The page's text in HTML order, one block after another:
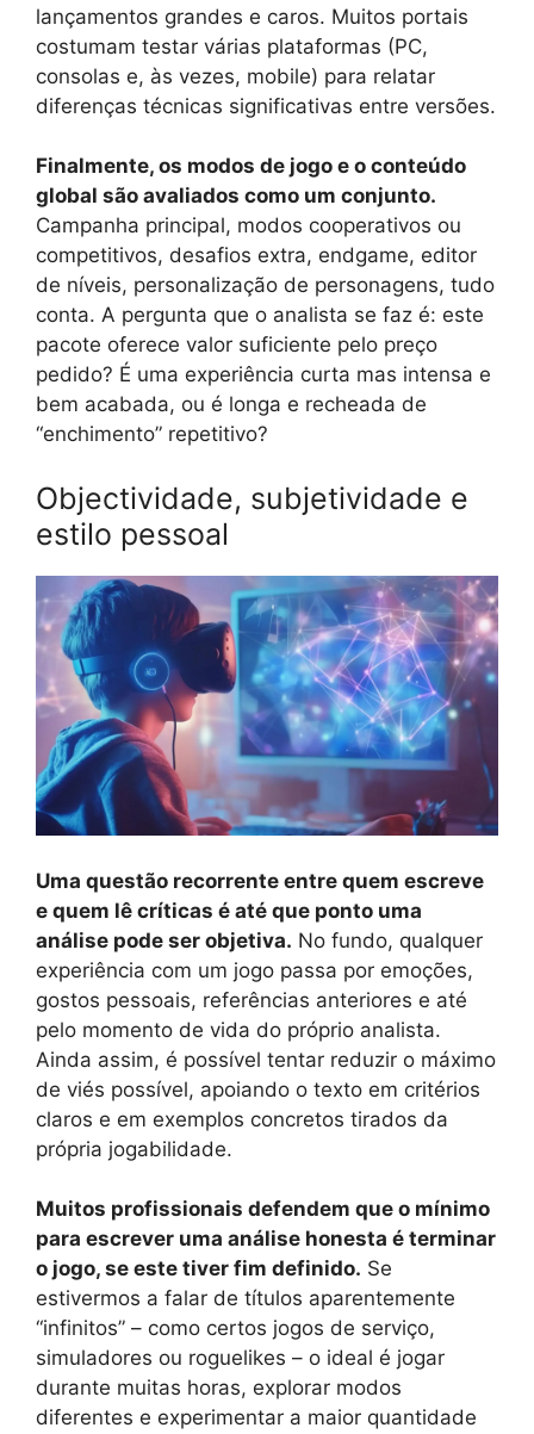
lançamentos grandes e caros. Muitos portais
costumam testar várias plataformas (PC,
consolas e, às vezes, mobile) para relatar
diferenças técnicas significativas entre versões.
Finalmente, os modos de jogo e o conteúdo
global são avaliados como um conjunto.
Campanha principal, modos cooperativos ou
competitivos, desafios extra, endgame, editor
de níveis, personalização de personagens, tudo
conta. A pergunta que o analista se faz é: este
pacote oferece valor suficiente pelo preço
pedido? É uma experiência curta mas intensa e
bem acabada, ou é longa e recheada de
“enchimento” repetitivo?
Objectividade, subjetividade e
estilo pessoal
Uma questão recorrente entre quem escreve
e quem lê críticas é até que ponto uma
análise pode ser objetiva. No fundo, qualquer
experiência com um jogo passa por emoções,
gostos pessoais, referências anteriores e até
pelo momento de vida do próprio analista.
Ainda assim, é possível tentar reduzir o máximo
de viés possível, apoiando o texto em critérios
claros e em exemplos concretos tirados da
própria jogabilidade.
Muitos profissionais defendem que o mínimo
para escrever uma análise honesta é terminar
o jogo, se este tiver fim definido. Se
estivermos a falar de títulos aparentemente
“infinitos” – como certos jogos de serviço,
simuladores ou roguelikes – o ideal é jogar
durante muitas horas, explorar modos
diferentes e experimentar a maior quantidade